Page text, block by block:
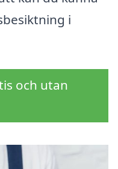
i
och utan